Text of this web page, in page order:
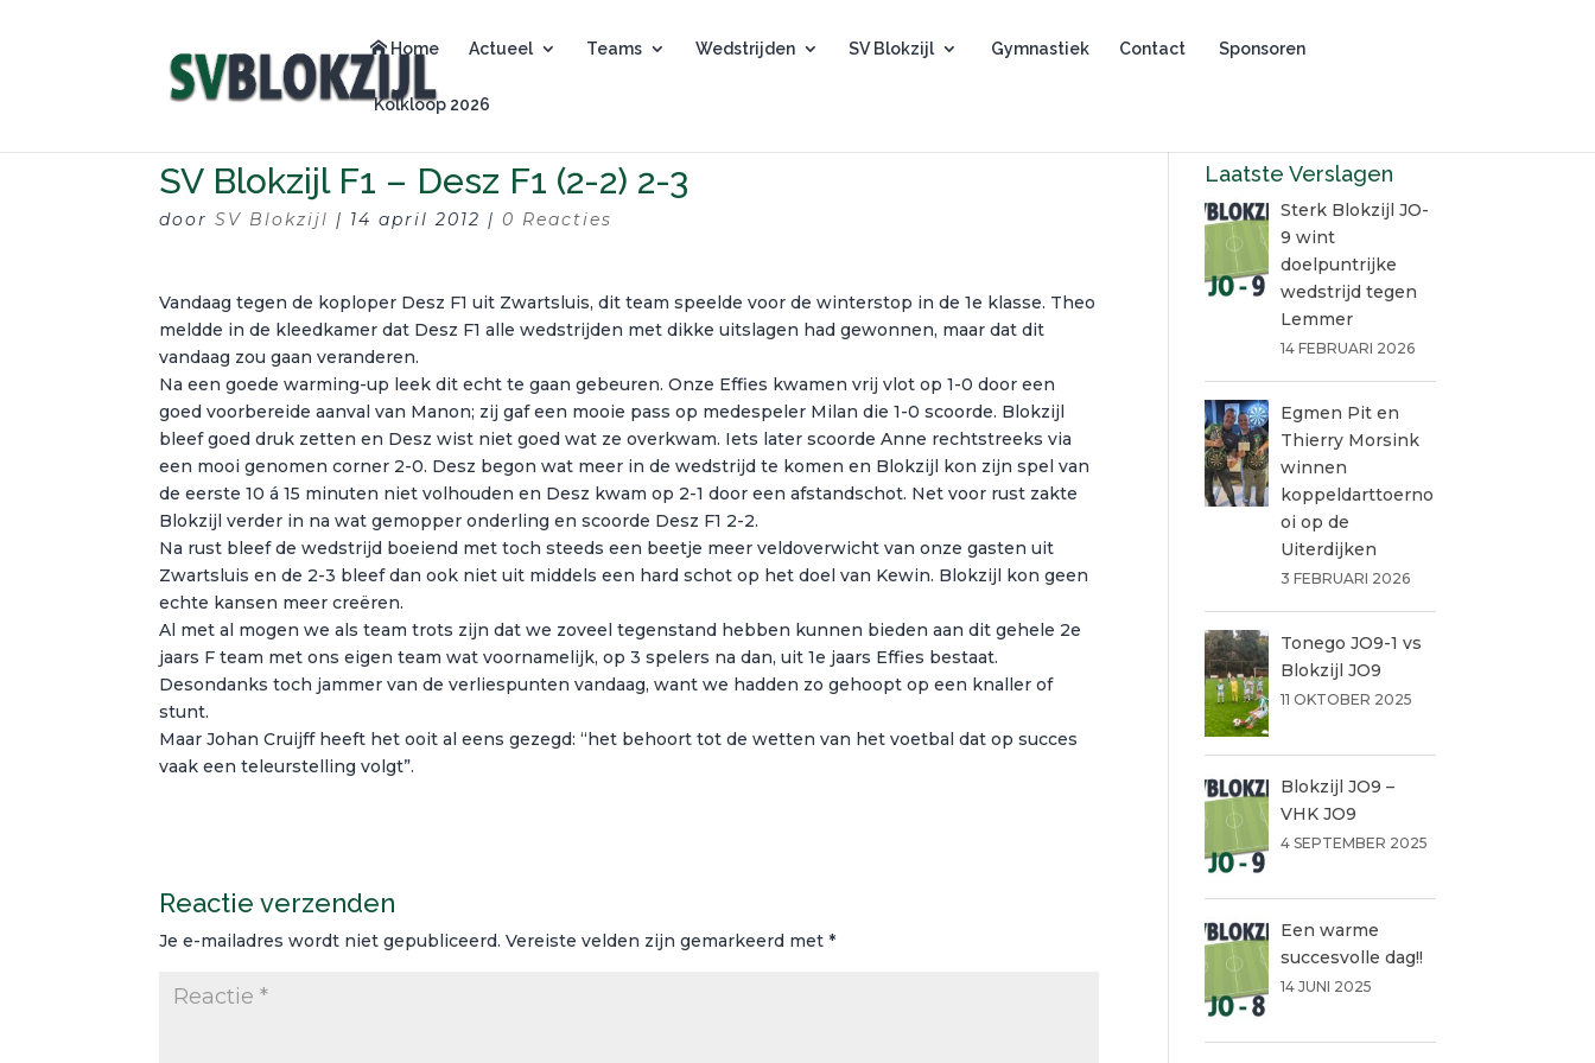
Home Actueel Teams Wedstrijden SV Blokzijl Gymnastiek Contact Sponsoren
Kolkloop 2026
SV Blokzijl F1 – Desz F1 (2-2) 2-3
doorSV Blokzijl | 14 april 2012 | 0 Reacties
Vandaag tegen de koploper Desz F1 uit Zwartsluis, dit team speelde voor de winterstop in de 1e klasse. Theo
meldde in de kleedkamer dat Desz F1 alle wedstrijden met dikke uitslagen had gewonnen, maar dat dit
vandaag zou gaan veranderen.
Na een goede warming-up leek dit echt te gaan gebeuren. Onze Effies kwamen vrij vlot op 1-0 door een
goed voorbereide aanval van Manon; zij gaf een mooie pass op medespeler Milan die 1-0 scoorde. Blokzijl
bleef goed druk zetten en Desz wist niet goed wat ze overkwam. Iets later scoorde Anne rechtstreeks via
een mooi genomen corner 2-0. Desz begon wat meer in de wedstrijd te komen en Blokzijl kon zijn spel van
de eerste 10 á 15 minuten niet volhouden en Desz kwam op 2-1 door een afstandschot. Net voor rust zakte
Blokzijl verder in na wat gemopper onderling en scoorde Desz F1 2-2.
Na rust bleef de wedstrijd boeiend met toch steeds een beetje meer veldoverwicht van onze gasten uit
Zwartsluis en de 2-3 bleef dan ook niet uit middels een hard schot op het doel van Kewin. Blokzijl kon geen
echte kansen meer creëren.
Al met al mogen we als team trots zijn dat we zoveel tegenstand hebben kunnen bieden aan dit gehele 2e
jaars F team met ons eigen team wat voornamelijk, op 3 spelers na dan, uit 1e jaars Effies bestaat.
Desondanks toch jammer van de verliespunten vandaag, want we hadden zo gehoopt op een knaller of
stunt.
Maar Johan Cruijff heeft het ooit al eens gezegd: “het behoort tot de wetten van het voetbal dat op succes
vaak een teleurstelling volgt”.
Reactie verzenden
Je e-mailadres wordt niet gepubliceerd. Vereiste velden zijn gemarkeerd met*
Laatste Verslagen
Sterk Blokzijl JO-
9 wint
doelpuntrijke
wedstrijd tegen
Lemmer
14 FEBRUARI 2026
Egmen Pit en
Thierry Morsink
winnen
koppeldarttoerno
oi op de
Uiterdijken
3 FEBRUARI 2026
Tonego JO9-1 vs
Blokzijl JO9
11 OKTOBER 2025
Blokzijl JO9 –
VHK JO9
4 SEPTEMBER 2025
Een warme
succesvolle dag!!
14 JUNI 2025